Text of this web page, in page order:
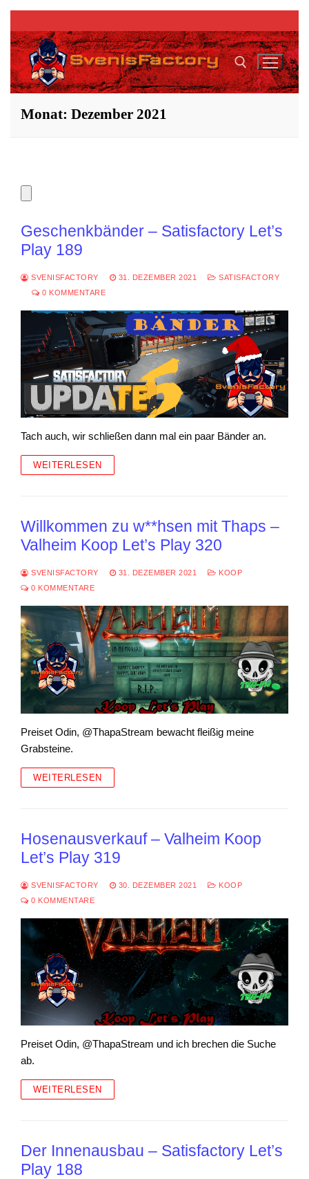
Zum
Inhalt
springen
Suchen nach:
Monat: Dezember 2021
Geschenkbänder – Satisfactory Let’s
Play 189
SVENISFACTORY 31. DEZEMBER 2021
SATISFACTORY
0 KOMMENTARE
Tach auch, wir schließen dann mal ein paar Bänder an.
WEITERLESEN
Willkommen zu w**hsen mit Thaps –
Valheim Koop Let’s Play 320
SVENISFACTORY 31. DEZEMBER 2021
KOOP
0 KOMMENTARE
Preiset Odin, @ThapaStream bewacht fleißig meine
Grabsteine.
WEITERLESEN
Hosenausverkauf – Valheim Koop
Let’s Play 319
SVENISFACTORY 30. DEZEMBER 2021
KOOP
0 KOMMENTARE
Preiset Odin, @ThapaStream und ich brechen die Suche
ab.
WEITERLESEN
Der Innenausbau – Satisfactory Let’s
Play 188